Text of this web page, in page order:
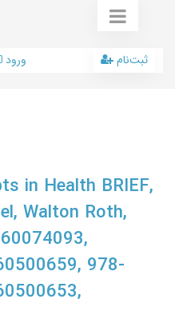
ورود ثبت‌نام
in Health BRIEF,
Walton Roth,
978-